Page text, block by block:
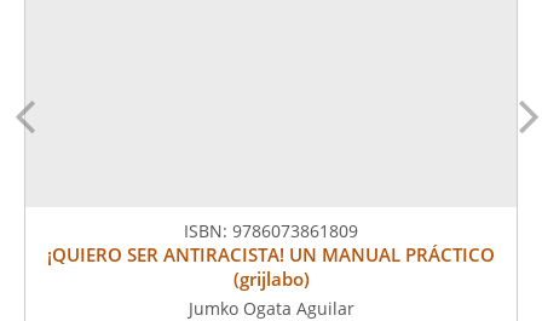
ISBN: 9786073861809
¡QUIERO SER ANTIRACISTA! UN MANUAL PRÁCTICO
(grijlabo)
Jumko Ogata Aguilar